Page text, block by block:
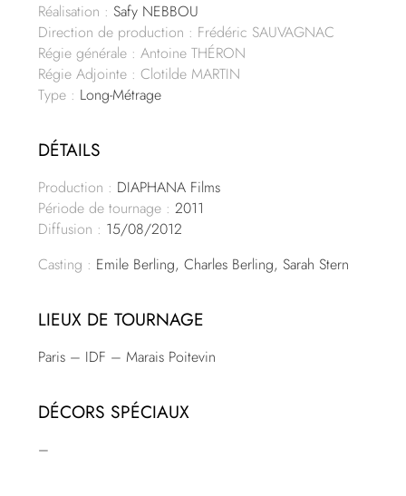
Réalisation : Safy NEBBOU
Direction de production : Frédéric SAUVAGNAC
Régie générale : Antoine THÉRON
Régie Adjointe : Clotilde MARTIN
Type : Long-Métrage
DÉTAILS
Production : DIAPHANA Films
Période de tournage : 2011
Diffusion : 15/08/2012
Casting : Emile Berling, Charles Berling, Sarah Stern
LIEUX DE TOURNAGE
Paris – IDF – Marais Poitevin
DÉCORS SPÉCIAUX
–